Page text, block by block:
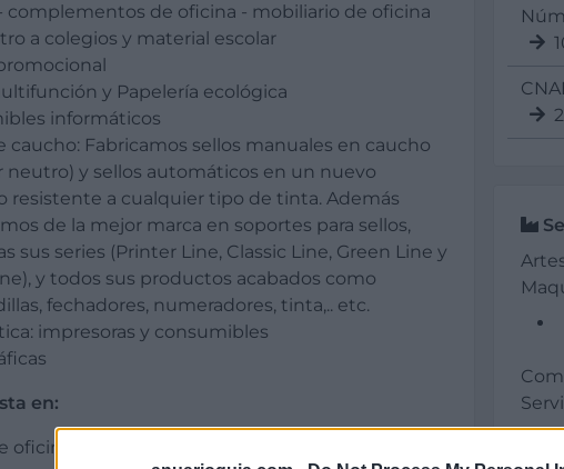
complementos de oficina - mobiliario de oficina
a colegios y material escolar
y Papelería ecológica
informáticos
caucho: Fabricamos sellos manuales en caucho
neutro) y sellos automáticos en un nuevo
resistente a cualquier tipo de tinta. Además
de la mejor marca en soportes para sellos,
sus series (Printer Line, Classic Line, Green Line y
y todos sus productos acabados como
fechadores, numeradores, tinta,.. etc.
impresoras y consumibles
en:
oficina, papelería ecológica e informática.